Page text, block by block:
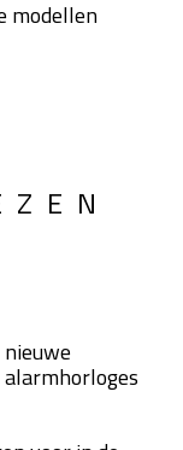
modellen​
nieuwe